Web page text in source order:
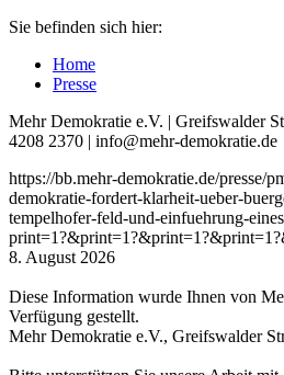
Sie befinden sich hier:
Home
Presse
Mehr Demokratie e.V. | Greifswalder
4208 2370 | info@mehr-demokratie.de
https://bb.mehr-demokratie.de/presse/
demokratie-fordert-klarheit-ueber-
tempelhofer-feld-und-einfuehrung-
8. August 2026
Diese Information wurde Ihnen von
Verfügung gestellt.
Mehr Demokratie e.V., Greifswalder